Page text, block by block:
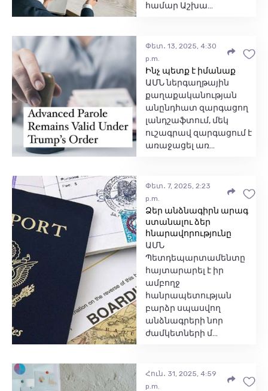
համար Աշխա…
Փետ․ 13, 2025, 4:30
p.m.
Ինչ պետք է իմանաք
ԱՄՆ ներգաղթային
քաղաքականության
անընդհատ զարգացող
լանդշաֆտում, մեկ
ուշագրավ զարգացում է
առաջացել առ…
Փետ․ 7, 2025, 2:23
p.m.
Ձեր անձնագիրն արագ
ստանալու ձեր
հնարավորությունը
ԱՄՆ
Պետդեպարտամենտը
հայտարարել է իր
ամբողջ
հանրապետության
բարձր սպասվող
անձնագրերի նոր
ժամկետների մ…
Հուն․ 31, 2025, 4:59
p.m.